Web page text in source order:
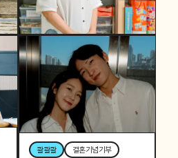
콸콸콸 뷰티풀커넥트
우리 동네가 어제보다 다
정해지는 법
콸콸콸 결혼기념기부